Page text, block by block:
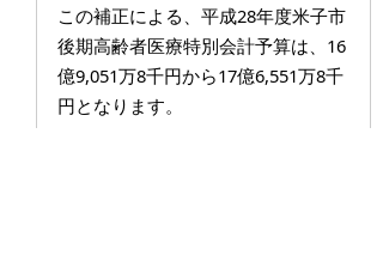
この補正による、平成28年度米子市
後期高齢者医療特別会計予算は、16
億9,051万8千円から17億6,551万8千
円となります。